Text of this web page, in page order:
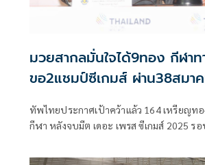
มวยสากลมั่นใจได้9ทอง กีฬาท
ขอ2แชมป์ซีเกมส์ ผ่าน38สมา
ทัพไทยประกาศเป้าคว้าแล้ว 164 เหรียญทอ
กีฬา หลังจบมีต เดอะ เพรส ซีเกมส์ 2025 ร
10 ทอง ส่วนมวยสากล หวัง 9 ทอง, เปตอง ห